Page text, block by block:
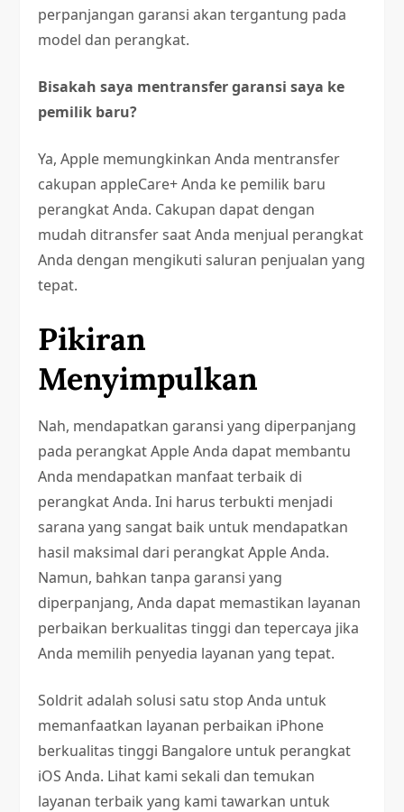
perpanjangan garansi akan tergantung pada
model dan perangkat.
Bisakah saya mentransfer garansi saya ke
pemilik baru?
Ya, Apple memungkinkan Anda mentransfer
cakupan appleCare+ Anda ke pemilik baru
perangkat Anda. Cakupan dapat dengan
mudah ditransfer saat Anda menjual perangkat
Anda dengan mengikuti saluran penjualan yang
tepat.
Pikiran
Menyimpulkan
Nah, mendapatkan garansi yang diperpanjang
pada perangkat Apple Anda dapat membantu
Anda mendapatkan manfaat terbaik di
perangkat Anda. Ini harus terbukti menjadi
sarana yang sangat baik untuk mendapatkan
hasil maksimal dari perangkat Apple Anda.
Namun, bahkan tanpa garansi yang
diperpanjang, Anda dapat memastikan layanan
perbaikan berkualitas tinggi dan tepercaya jika
Anda memilih penyedia layanan yang tepat.
Soldrit adalah solusi satu stop Anda untuk
memanfaatkan layanan perbaikan iPhone
berkualitas tinggi Bangalore untuk perangkat
iOS Anda. Lihat kami sekali dan temukan
layanan terbaik yang kami tawarkan untuk